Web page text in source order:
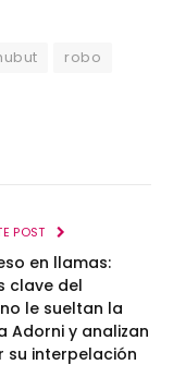
robo
POST
en llamas:
clave del
le sueltan la
Adorni y analizan
su interpelación